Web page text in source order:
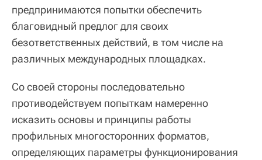
предпринимаются попытки обеспечить
благовидный предлог для своих
безответственных действий, в том числе на
различных международных площадках.
Со своей стороны последовательно
противодействуем попыткам намеренно
исказить основы и принципы работы
профильных многосторонних форматов,
определяющих параметры функционирования